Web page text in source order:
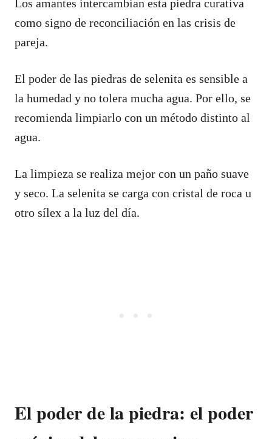
Los amantes intercambian esta piedra curativa
como signo de reconciliación en las crisis de
pareja.
El poder de las piedras de selenita es sensible a
la humedad y no tolera mucha agua. Por ello, se
recomienda limpiarlo con un método distinto al
agua.
La limpieza se realiza mejor con un paño suave
y seco. La selenita se carga con cristal de roca u
otro sílex a la luz del día.
El poder de la piedra: el poder